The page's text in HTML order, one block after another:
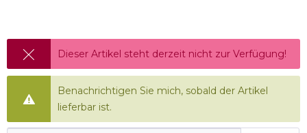
Dieser Artikel steht derzeit nicht zur Verfügung!
Benachrichtigen Sie mich, sobald der Artikel
lieferbar ist.